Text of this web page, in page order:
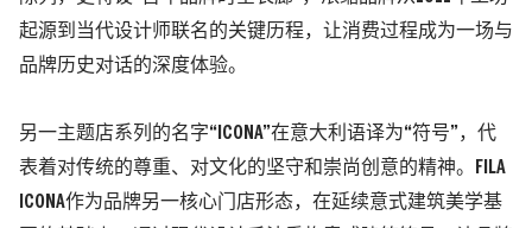
起源到当代设计师联名的关键历程，让消费过程成为一场与
品牌历史对话的深度体验。
另一主题店系列的名字“ ICONA”在意大利语译为“符号”，代
表着对传统的尊重、对文化的坚守和崇尚创意的精神。
FILA
ICONA作为品牌另一核心门店形态，在延续意式建筑美学基